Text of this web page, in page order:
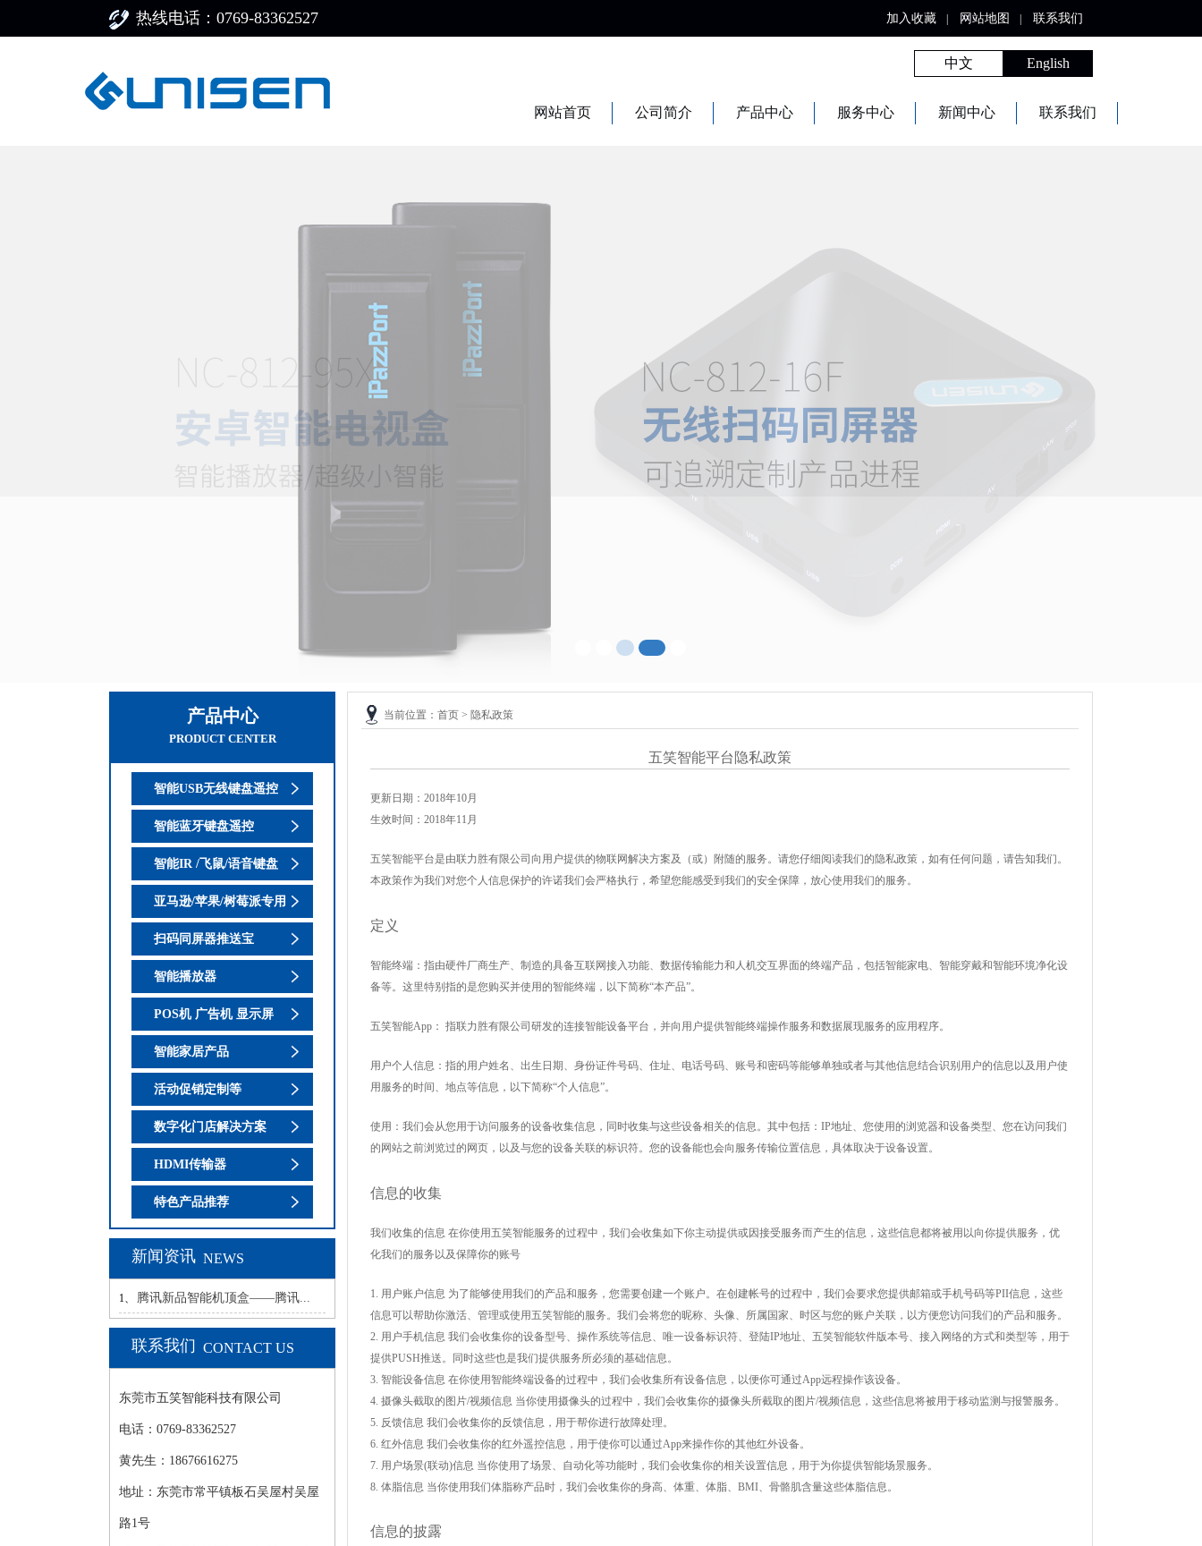
热线电话：0769-83362527 加入收藏 网站地图 联系我们
中文 English
网站首页 公司简介 产品中心 服务中心 新闻中心 联系我们
产品中心
PRODUCT CENTER
智能USB无线键盘遥控
智能蓝牙键盘遥控
智能IR /飞鼠/语音键盘
亚马逊/苹果/树莓派专用
扫码同屏器推送宝
智能播放器
POS机 广告机 显示屏
智能家居产品
活动促销定制等
数字化门店解决方案
HDMI传输器
特色产品推荐
新闻资讯 NEWS
1、 腾讯新品智能机顶盒——腾讯...
联系我们 CONTACT US
东莞市五笑智能科技有限公司
电话：0769-83362527
黄先生：18676616275
地址：东莞市常平镇板石吴屋村吴屋
路1号
当前位置： 首页 > 隐私政策
五笑智能平台隐私政策
更新日期： 2018年10月
生效时间： 2018年11月
五笑智能平台是由联力胜有限公司向用户提供的物联网解决方案及（或）附随的服务。请您仔细阅读我们的隐私政策，如有任何问题，请告知我们。
本政策作为我们对您个人信息保护的许诺我们会严格执行，希望您能感受到我们的安全保障，放心使用我们的服务。
定义
智能终端： 指由硬件厂商生产、制造的具备互联网接入功能、数据传输能力和人机交互界面的终端产品，包括智能家电、智能穿戴和智能环境净化设
备等。这里特别指的是您购买并使用的智能终端，以下简称“本产品”。
五笑智能App： 指联力胜有限公司研发的连接智能设备平台，并向用户提供智能终端操作服务和数据展现服务的应用程序。
用户个人信息： 指的用户姓名、出生日期、身份证件号码、住址、电话号码、账号和密码等能够单独或者与其他信息结合识别用户的信息以及用户使
用服务的时间、地点等信息，以下简称“个人信息”。
使用： 我们会从您用于访问服务的设备收集信息，同时收集与这些设备相关的信息。其中包括： IP地址、您使用的浏览器和设备类型、您在访问我们
的网站之前浏览过的网页，以及与您的设备关联的标识符。您的设备能也会向服务传输位置信息，具体取决于设备设置。
信息的收集
我们收集的信息 在你使用五笑智能服务的过程中，我们会收集如下你主动提供或因接受服务而产生的信息，这些信息都将被用以向你提供服务，优
化我们的服务以及保障你的账号
1. 用户账户信息 为了能够使用我们的产品和服务，您需要创建一个账户。在创建帐号的过程中，我们会要求您提供邮箱或手机号码等PII信息，这些
信息可以帮助你激活、管理或使用五笑智能的服务。我们会将您的昵称、头像、所属国家、时区与您的账户关联，以方便您访问我们的产品和服务。
2. 用户手机信息 我们会收集你的设备型号、操作系统等信息、唯一设备标识符、登陆IP地址、 五笑智能软件版本号、接入网络的方式和类型等，用于
提供PUSH推送。同时这些也是我们提供服务所必须的基础信息。
3. 智能设备信息 在你使用智能终端设备的过程中，我们会收集所有设备信息，以便你可通过App远程操作该设备。
4. 摄像头截取的图片/视频信息 当你使用摄像头的过程中，我们会收集你的摄像头所截取的图片/视频信息，这些信息将被用于移动监测与报警服务。
5. 反馈信息 我们会收集你的反馈信息，用于帮你进行故障处理。
6. 红外信息 我们会收集你的红外遥控信息，用于使你可以通过App来操作你的其他红外设备。
7. 用户场景(联动)信息 当你使用了场景、自动化等功能时，我们会收集你的相关设置信息，用于为你提供智能场景服务。
8. 体脂信息 当你使用我们体脂称产品时，我们会收集你的身高、体重、体脂、 BMI、骨骼肌含量这些体脂信息。
信息的披露